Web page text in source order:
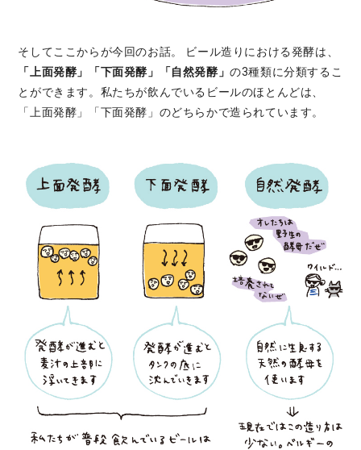
そしてここからが今回のお話。 ビール造りにおける発酵は、
「上面発酵」「下面発酵」「自然発酵」の3種類に分類するこ
とができます。私たちが飲んでいるビールのほとんどは、
「上面発酵」「下面発酵」のどちらかで造られています。